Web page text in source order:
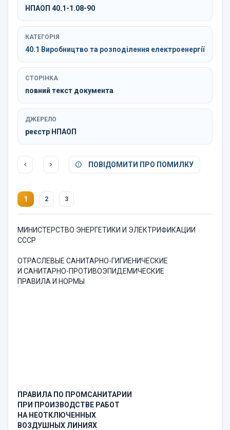
НПАОП 40.1-1.08-90
КАТЕГОРІЯ
40.1 Виробництво та розподілення електроенергії
СТОРІНКА
повний текст документа
ДЖЕРЕЛО
реєстр НПАОП
ПОВІДОМИТИ ПРО ПОМИЛКУ
1 2 3
МИНИСТЕРСТВО ЭНЕРГЕТИКИ И ЭЛЕКТРИФИКАЦИИ
СССР
ОТРАСЛЕВЫЕ САНИТАРНО-ГИГИЕНИЧЕСКИЕ
И САНИТАРНО-ПРОТИВОЭПИДЕМИЧЕСКИЕ
ПРАВИЛА И НОРМЫ
ПРАВИЛА ПО ПРОМСАНИТАРИИ
ПРИ ПРОИЗВОДСТВЕ РАБОТ
НА НЕОТКЛЮЧЕННЫХ
ВОЗДУШНЫХ ЛИНИЯХ